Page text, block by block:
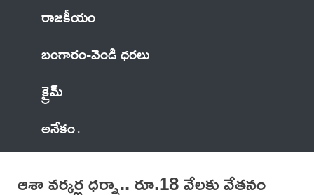
రాజకీయం
బంగారం-వెండి ధరలు
క్రైమ్
అనేకం
ఆశా వర్కర్ల ధర్నా.. రూ.18 వేలకు వేతనం